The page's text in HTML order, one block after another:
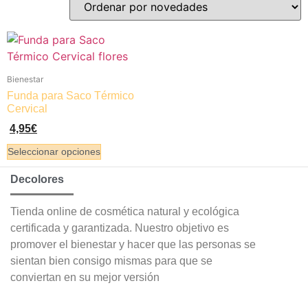
Bienestar
Funda para Saco Térmico
Cervical
4,95€
Seleccionar opciones
Decolores
Tienda online de cosmética natural y ecológica
certificada y garantizada. Nuestro objetivo es
promover el bienestar y hacer que las personas se
sientan bien consigo mismas para que se
conviertan en su mejor versión